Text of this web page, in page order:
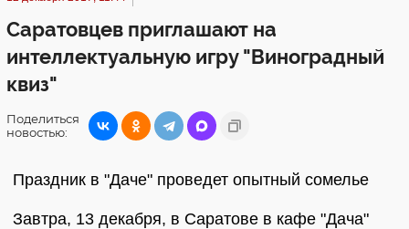
Саратовцев приглашают на
интеллектуальную игру "Виноградный
квиз"
Поделиться
новостью:
Праздник в "Даче" проведет опытный сомелье
Завтра, 13 декабря, в Саратове в кафе "Дача"